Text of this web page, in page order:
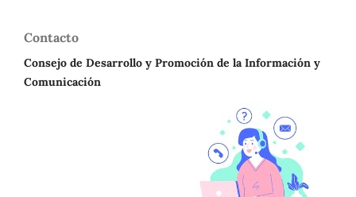
Contacto
Consejo de Desarrollo y Promoción de la Información y
Comunicación